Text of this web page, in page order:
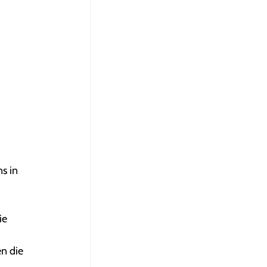
in
die